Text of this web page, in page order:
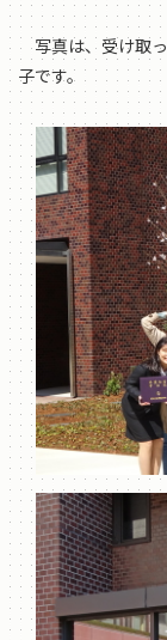
写真は、受け取っ
子です。